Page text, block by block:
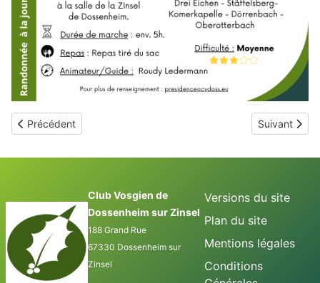
Article précédent : 2025 07 20 Marche rapide
Précédent Article
Suivant
Club Vosgien de
Dossenheim sur Zinsel
188 Grand Rue
67330 Dossenheim sur
Zinsel
Versions du site
Plan du site
Mentions légales
Conditions